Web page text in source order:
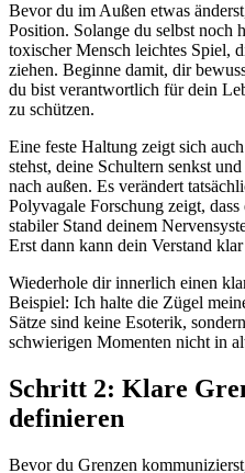
Bevor du im Außen etwas
Position. Solange du selbst noch
toxischer Mensch leichtes Spiel,
ziehen. Beginne damit, dir
du bist verantwortlich für dein
zu schützen.
Eine feste Haltung zeigt sich
stehst, deine Schultern senkst
nach außen. Es verändert
Polyvagale Forschung zeigt,
stabiler Stand deinem
Erst dann kann dein Verstand
Wiederhole dir innerlich einen
Beispiel: Ich halte die Zügel
Sätze sind keine Esoterik,
schwierigen Momenten nicht in
Schritt 2: Klare
definieren
Bevor du Grenzen